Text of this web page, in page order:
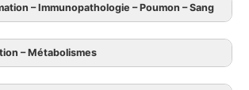
– Immunopathologie – Poumon – Sang
– Métabolismes